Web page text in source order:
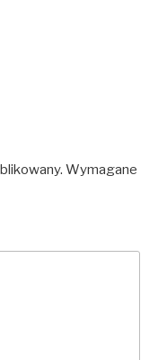
Wymagane